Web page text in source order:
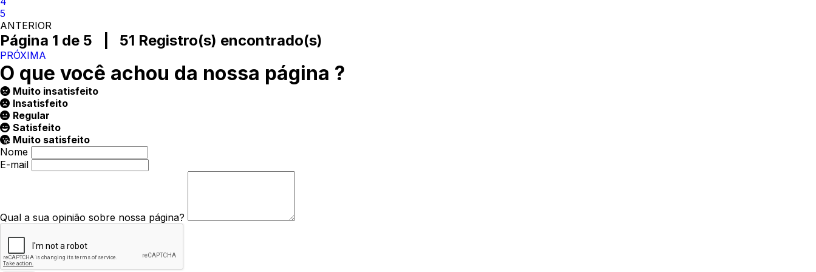
5
ANTERIOR
Página 1 de 5 | 51 Registro(s) encontrado(s)
PRÓXIMA
O que você achou da nossa página ?
Muito insatisfeito
Insatisfeito
Regular
Satisfeito
Muito satisfeito
Nome
E-mail
Qual a sua opinião sobre nossa página?